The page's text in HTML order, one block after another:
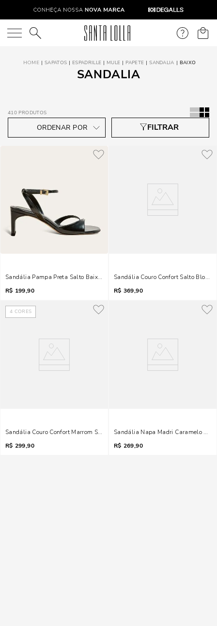
O que você está procurando?
SAPATOS ESPADRILLE MULE PAPETE SANDALIA BAIXO
SANDALIA
410 PRODUTOS
Sandália Pampa Preta Salto Baixo Lâmina
R$ 199,90
Sandália Couro Confort Salto Bloco
R$ 369,90
4 CORES
Sandália Couro Confort Marrom Salto Fino Metalizado
R$ 299,90
Sandália Napa Madri Caramelo
R$ 269,90